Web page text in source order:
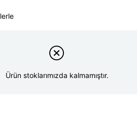
Ürün stoklarımızda kalmamıştır.